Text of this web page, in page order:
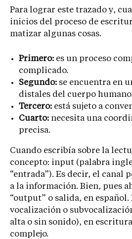
Para lograr este trazado y,
inicios del proceso de
matizar algunas cosas.
Primero: es un proceso
complicado.
Segundo: se encuentra en
distales del cuerpo humano
Tercero: está sujeto a
Cuarto: necesita una
precisa.
Cuando escribía sobre la
concepto: input (palabra
“entrada”). Es decir, el canal
a la información. Bien, pues
“output” o salida, en
vocalización o
alta o sin sonido), en
complejo.